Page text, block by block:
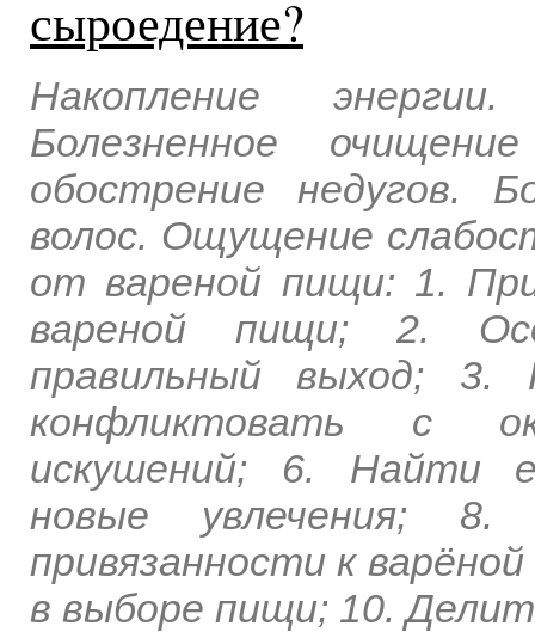
сыроедение?
Накопление
Болезненное
обострение недугов.
волос. Ощущение
от вареной пищи: 1.
вареной пищи; 2.
правильный выход;
конфликтовать с
искушений; 6. Найти
новые увлечения; 8.
привязанности к
в выборе пищи; 10.